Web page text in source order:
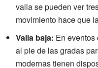
valla se pueden ver
movimiento hace que
Valla baja: En
al pie de las gradas
modernas tienen